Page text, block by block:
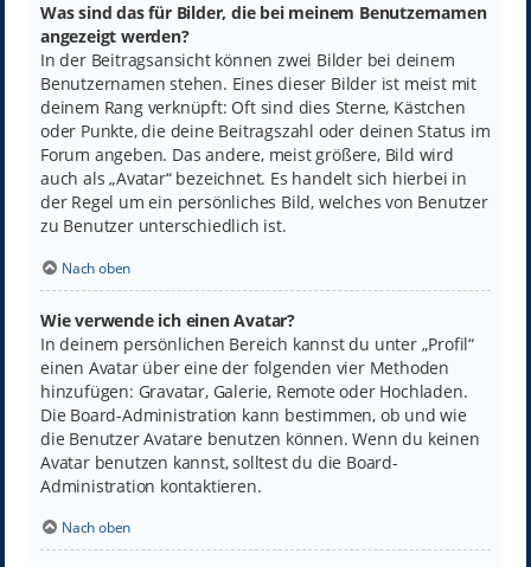
Was sind das für Bilder, die bei meinem Benutzernamen
angezeigt werden?
In der Beitragsansicht können zwei Bilder bei deinem
Benutzernamen stehen. Eines dieser Bilder ist meist mit
deinem Rang verknüpft: Oft sind dies Sterne, Kästchen
oder Punkte, die deine Beitragszahl oder deinen Status im
Forum angeben. Das andere, meist größere, Bild wird
auch als „Avatar“ bezeichnet. Es handelt sich hierbei in
der Regel um ein persönliches Bild, welches von Benutzer
zu Benutzer unterschiedlich ist.
Nach oben
Wie verwende ich einen Avatar?
In deinem persönlichen Bereich kannst du unter „Profil“
einen Avatar über eine der folgenden vier Methoden
hinzufügen: Gravatar, Galerie, Remote oder Hochladen.
Die Board-Administration kann bestimmen, ob und wie
die Benutzer Avatare benutzen können. Wenn du keinen
Avatar benutzen kannst, solltest du die Board-
Administration kontaktieren.
Nach oben